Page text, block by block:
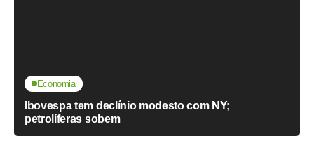
Economia
Ibovespa tem declínio modesto com NY;
petrolíferas sobem